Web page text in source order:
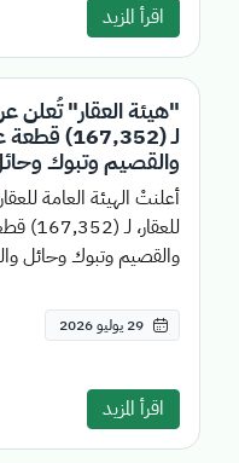
اقرأ المزيد
"هيئة العقار" تُعلن
لـ
والقصيم وتبوك
أعلنتْ الهيئة العامة
والقصيم وتبوك وحائل
29 يوليو 2026
اقرأ المزيد